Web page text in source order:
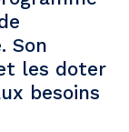
Son
les doter
besoins